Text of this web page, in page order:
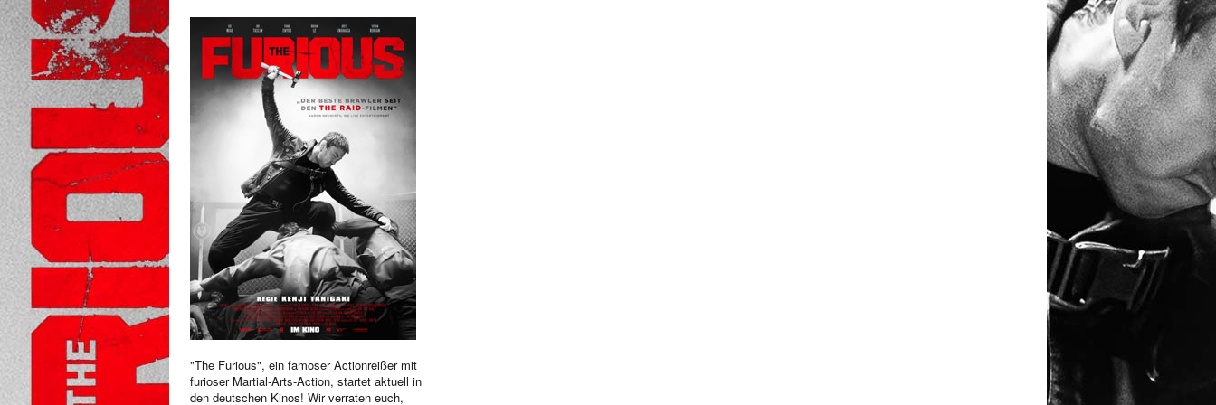
"The Furious", ein famoser Actionreißer mit
furioser Martial-Arts-Action, startet aktuell in
den deutschen Kinos! Wir verraten euch,